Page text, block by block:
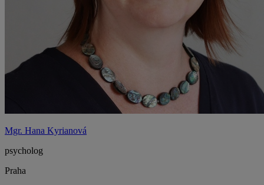
Mgr. Hana Kyrianová
psycholog
Praha